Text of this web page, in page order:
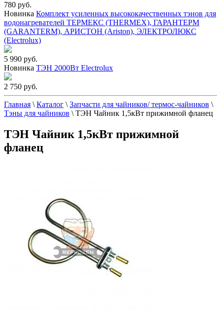
780 руб.
Новинка Комплект усиленных высококачественных тэнов для
водонагревателей ТЕРМЕКС (THERMEX), ГАРАНТЕРМ
(GARANTERM), АРИСТОН (Ariston), ЭЛЕКТРОЛЮКС
(Electrolux)
5 990 руб.
Новинка ТЭН 2000Вт Electrolux
2 750 руб.
Главная \ Каталог \ Запчасти для чайников/ термос-чайников \
Тэны для чайников \ ТЭН Чайник 1,5кВт прижимной фланец
ТЭН Чайник 1,5кВт прижимной
фланец